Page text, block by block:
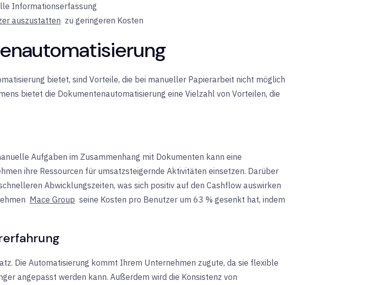
Informationserfassung
auszustatten zu geringeren Kosten
bietet, sind Vorteile, die bei manueller Papierarbeit nicht möglich
bietet die Dokumentenautomatisierung eine Vielzahl von Vorteilen, die
Aufgaben im Zusammenhang mit Dokumenten kann eine
ihre Ressourcen für umsatzsteigernde Aktivitäten einsetzen. Darüber
Abwicklungszeiten, was sich positiv auf den Cashflow auswirken
Mace Group seine Kosten pro Benutzer um 63 % gesenkt hat, indem
Die Automatisierung kommt Ihrem Unternehmen zugute, da sie flexible
angepasst werden kann. Außerdem wird die Konsistenz von